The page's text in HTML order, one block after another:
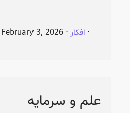
February 3, 2026 ⋅ افکار ⋅
علم و سرمایه